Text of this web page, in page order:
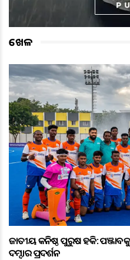
ଖେଳ
ଜାତୀୟ କନିଷ୍ଠ ପୁରୁଷ ହକି:
ଦମ୍ଦାର ପ୍ରଦର୍ଶନ